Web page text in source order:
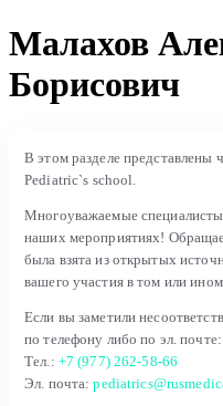
Малахов
Борисович
В этом разделе представлены
Pediatric`s school.
Многоуважаемые
наших мероприятиях!
была взята из открытых
вашего участия в том или
Если вы заметили
по телефону либо по эл. почте:
Тел.: +7 (977) 262-58-66
Эл. почта: